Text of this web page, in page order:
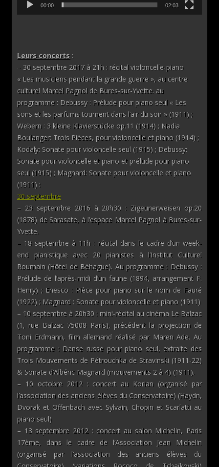
00:00 02:03
Leurs concerts :
– 30 septembre 2017 à 21h : récital violoncelle-piano
« Les musiciens pendant la grande guerre », au centre
culturel Marcel Pagnol de Bures-sur-Yvette. au
programme : Debussy : Prélude pour piano seul « Les
sons et les parfums tournent dans l’air du soir » (1911) ;
Webern : 3 kleine Klavierstücke op.11 (1914) ; Nadia
Boulanger: Trois Pièces, pour violoncelle et piano (1914) ;
Kodaly: Sonate pour violoncelle seul (1915) ; Debussy:
Sonate pour violoncelle et piano et prélude pour piano
seul (1915) ; Magnard: Sonate pour violoncelle et piano
(1911) :
30 septembre
– 23 septembre 2016 à 20h30 : Zigeunerweisen op.20
(1878) de Sarasate, à l’espace Marcel Pagnol à Bures-sur-
Yvette.
– 18 septembre à 11h : récital dans le cadre d’un week-
end pianistique avec 20 pianistes à l’Institut Culturel
Roumain (Hôtel de Béhague). Au programme : Debussy :
Prélude de l’après-midi d’un faune (1894, arrangement F.
Henry) ; Enesco : Pièce pour piano sur le nom de Fauré
(1922) ; Magnard : Sonate pour violoncelle et piano (1911)
– 10 septembre à 20h30 : mini-récital au cinéma Le Balzac
(1, rue Balzac 75008 Paris), précédent la projection de
Toni Erdmann, film allemand réalisé par Maren Ade. Au
programme : Danse russe pour piano seul, extraite des
Trois Mouvements de Pétrouchka de Stravinski (1911-22)
& Sonate d’Albéric Magnard (mouvements 2 à 4) (1911).
– 10 octobre 2012 : concert au Korian (organisé par
l’association des anciens élèves du Conservatoire) (Haydn,
Dvorak et Offenbach avec Sylvain, Chopin et Scarlatti au
piano seul)
– 13 septembre 2012 : concert au salon Michelin, Paris
17ème, dans le cadre de l’Association Jean Michelin
(organisé par l’association des anciens élèves du